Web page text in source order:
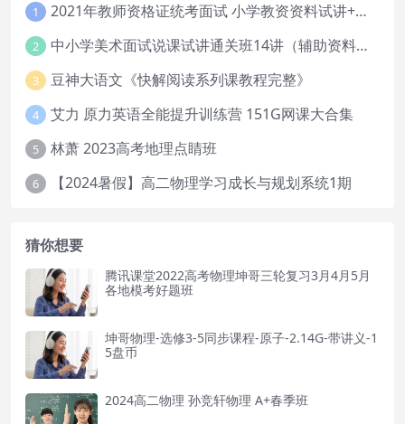
1 2021年教师资格证统考面试 小学教资资料试讲+答辩
2 中小学美术面试说课试讲通关班14讲（辅助资料第一套）
3 豆神大语文《快解阅读系列课教程完整》
4 艾力 原力英语全能提升训练营 151G网课大合集
5 林萧 2023高考地理点睛班
6 【2024暑假】高二物理学习成长与规划系统1期
猜你想要
腾讯课堂2022高考物理坤哥三轮复习3月4月5月
各地模考好题班
坤哥物理-选修3-5同步课程-原子-2.14G-带讲义-1
5盘币
2024高二物理 孙竞轩物理 A+春季班